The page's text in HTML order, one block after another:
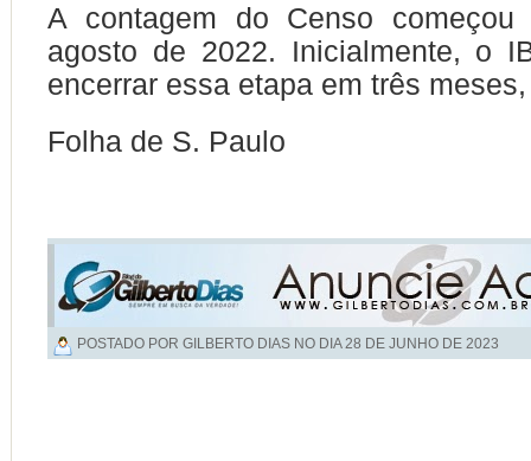
A contagem do Censo
agosto de 2022. Inicialmente, o
encerrar essa etapa em três
Folha de S. Paulo
POSTADO POR GILBERTO DIAS NO DIA28 DE JUNHO DE 2023